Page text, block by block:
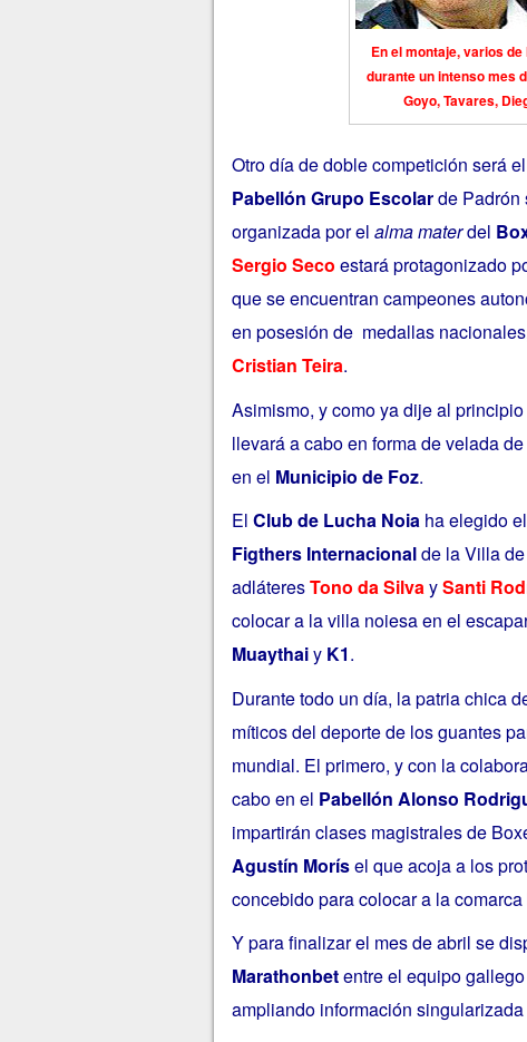
En el montaje, varios
durante un intenso mes
Goyo, Tavares,
Otro día de doble competición será
Pabellón Grupo Escolarde Padrón
organizada por el alma materdel
Sergio Seco estará protagonizado
que se encuentran campeones
en posesión de medallas
Cristian Teira.
Asimismo, ycomo ya dije al
llevará a cabo en forma de velada
en el Municipio de Foz.
El Club de Lucha Noiaha elegido
Figthers Internacionalde la Villa
adláteresTono da SilvaySanti
colocar a la villa noiesa en el
Muaythaiy K1.
Durante todo un día, la patria chica
míticos del deporte de los guantes
mundial. El primero, y con la
cabo en el Pabellón Alonso
impartirán clases magistrales de
Agustín Morísel que acoja a los
concebido para colocar a la
Y para finalizar el mes de abril se
Marathonbetentre el equipo
ampliando información